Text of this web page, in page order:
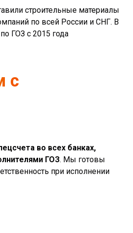
строительные материалы
по всей России и СНГ. В
ГОЗ с 2015 года
с
во всех банках,
ГОЗ. Мы готовы
при исполнении